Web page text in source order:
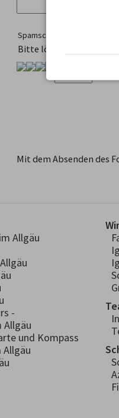
Spamschutz
Bitte löse diese kleine
Mit dem Absenden des
Allgäu
-
Allgäu
und Kompass